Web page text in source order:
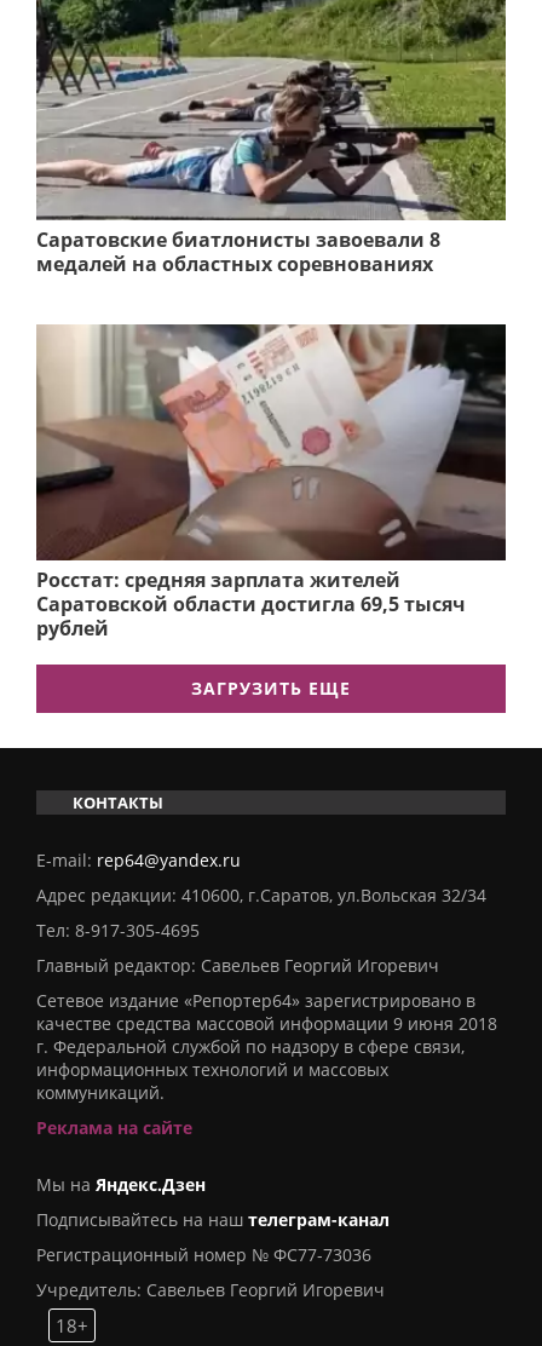
Саратовские биатлонисты завоевали 8
медалей на областных соревнованиях
Росстат: средняя зарплата жителей
Саратовской области достигла 69,5 тысяч
рублей
ЗАГРУЗИТЬ ЕЩЕ
КОНТАКТЫ
E-mail: rep64@yandex.ru
Адрес редакции: 410600, г.Саратов, ул.Вольская 32/34
Тел: 8-917-305-4695
Главный редактор: Савельев Георгий Игоревич
Сетевое издание «Репортер64» зарегистрировано в
качестве средства массовой информации 9 июня 2018
г. Федеральной службой по надзору в сфере связи,
информационных технологий и массовых
коммуникаций.
Реклама на сайте
Мы на Яндекс.Дзен
Подписывайтесь на наш телеграм-канал
Регистрационный номер № ФС77-73036
Учредитель: Савельев Георгий Игоревич
18+